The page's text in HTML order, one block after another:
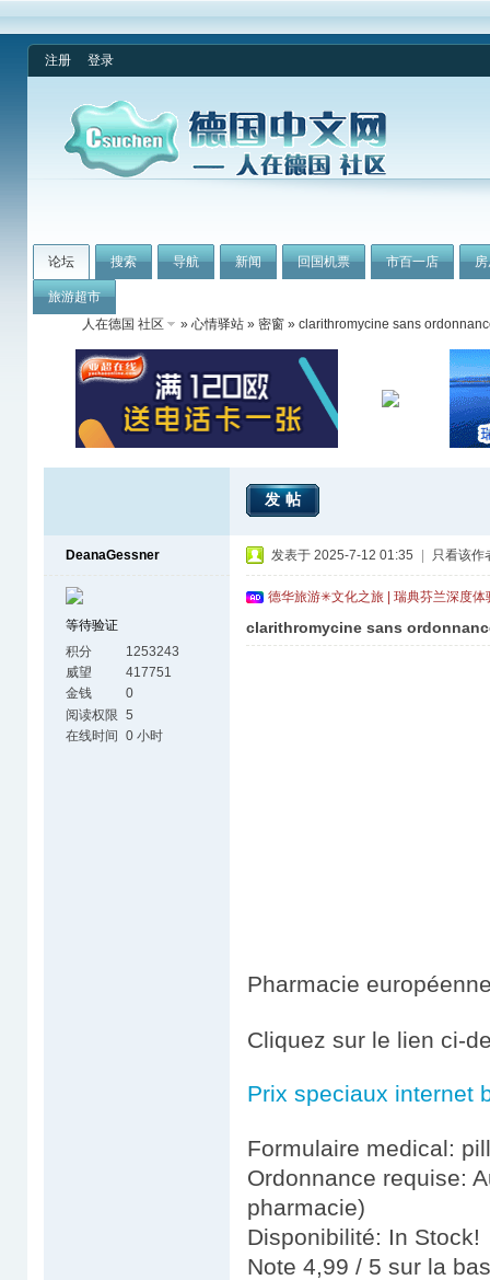
注册 登录
论坛 搜索 导航 新闻 回国机票 市百一店
旅游超市
人在德国 社区
» 心情驿站 » 密窗 » clarithromycine sans
发帖
DeanaGessner
等待验证
积分
1253243
威望
417751
金钱
0
阅读权限 5
在线时间 0 小时
发表于 2025-7-12 01:35 只看该作
德华旅游✳文化之旅 | 瑞典芬兰深度
clarithromycine sans
Pharmacie
Cliquez sur le lien ci-
Prix speciaux internet
Formulaire medical: pill
Ordonnance requise:
pharmacie)
Disponibilité: In Stock!
Note 4,99 / 5 sur la